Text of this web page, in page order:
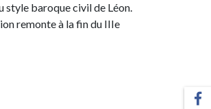
style baroque civil de Léon.
remonte à la fin du IIIe